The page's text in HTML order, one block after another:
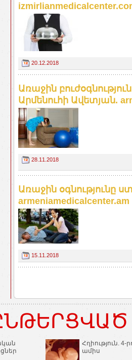
20.12.2018
Առաջին
Արմենուհի Ավետյան.
28.11.2018
Առաջին օգնությունը
armeniamedicalcenter.am
15.11.2018
Հղիություն. 4-
ամիս